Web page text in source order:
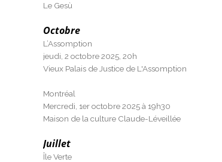
Le Gesù
Octobre
L’Assomption
jeudi, 2 octobre 2025, 20h
Vieux Palais de Justice de L'Assomption
Montréal
Mercredi, 1er octobre 2025 à 19h30
Maison de la culture Claude-Léveillée
Juillet
Île Verte